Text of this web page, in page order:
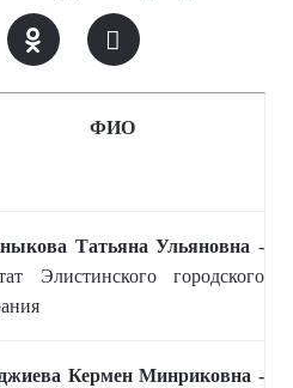
ФИО
Татьяна Ульяновна -
Элистинского городского
Кермен Минриковна -